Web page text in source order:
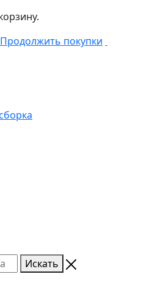
Продолжить покупки
Искать